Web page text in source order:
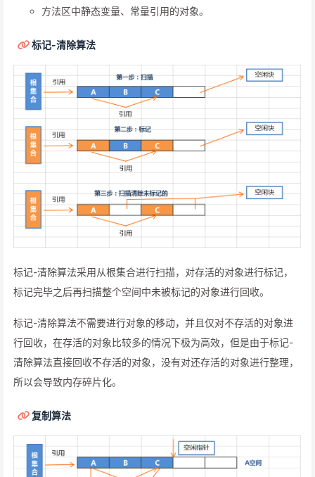
方法区中静态变量、常量引用的对象。
标记-清除算法
标记-清除算法采用从根集合进行扫描，对存活的对象进行标记，
标记完毕之后再扫描整个空间中未被标记的对象进行回收。
标记-清除算法不需要进行对象的移动，并且仅对不存活的对象进
行回收，在存活的对象比较多的情况下极为高效，但是由于标记-
清除算法直接回收不存活的对象，没有对还存活的对象进行整理，
所以会导致内存碎片化。
复制算法